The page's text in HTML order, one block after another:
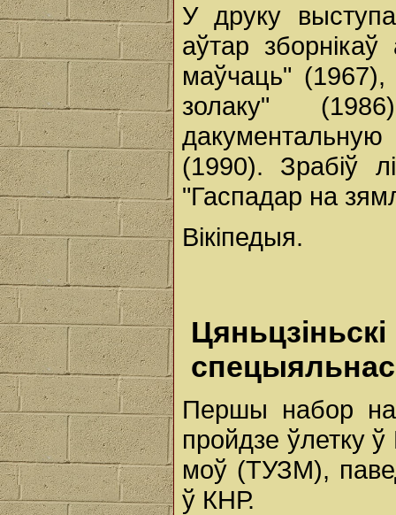
У друку
аўтар
маўчаць"
золаку"
(1990). Зрабіў
"Гаспадар на
Вікіпедыя.
Першы набор на
пройдзе ўлетку ў
моў (ТУЗМ),
ў КНР.